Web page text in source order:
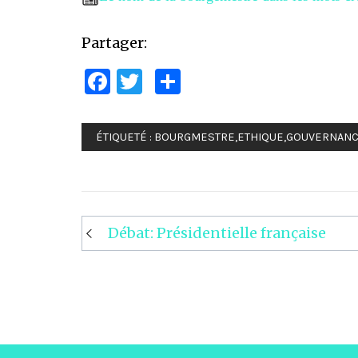
Partager:
Facebook
Twitter
ÉTIQUETÉ : BOURGMESTRE,ETHIQUE,
Navigation
Débat: Présidentielle française